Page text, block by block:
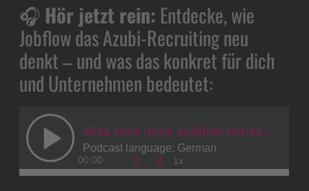
🎧 Hör jetzt rein: Entdecke, wie
Jobflow das Azubi-Recruiting neu
denkt – und was das konkret für dich
und Unternehmen bedeutet: